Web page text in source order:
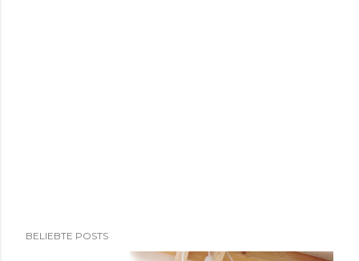
BELIEBTE POSTS